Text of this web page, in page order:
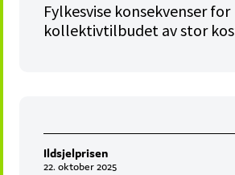
Fylkesvise konsekvenser for
kollektivtilbudet av stor
Ildsjelprisen
22. oktober 2025